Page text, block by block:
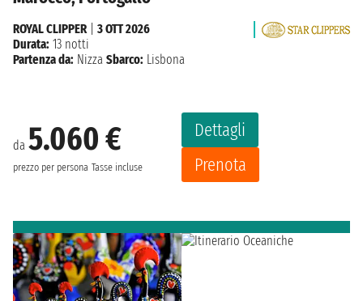
da 5.060 €
prezzo per persona Tasse incluse
Dettagli
Prenota
ROYAL CLIPPER
3 OTT 2026
Durata: 13 notti
Partenza da: Nizza Sbarco: Lisbona